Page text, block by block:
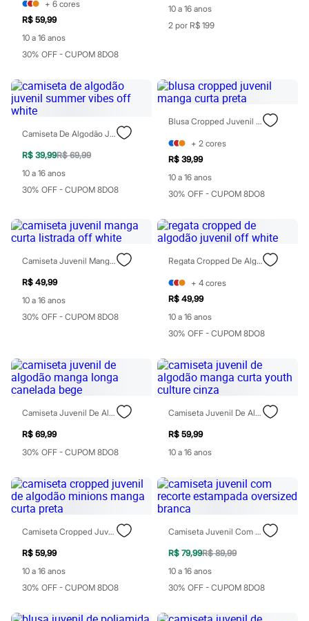
Patrulha Canina
Sonic
Stitch
Beleza
Kits
Novidades
Cabelos
Condicionador
Finalizadores
Shampoo
Tratamento
Cuidados com o corpo
Hidratante
Protetor solar
Cuidados com o rosto
Esfoliante
Hidratante
Protetor solar
Maquiagens
Base
Blush
Pó facial
Sombras
Al Wataniah
Banderas
Beleza C&A
Boca Rosa
Bruna Tavares
Carolina Herrera
Ciclo
Jean Paul Gaultier
Lancôme
Mari Maria
Niina Secrets
Océane
Payot
Rabanne
Real Techniques
Vizzela
+ 6 cores
R$ 59,99
10 a 16 anos
30% OFF - CUPOM 8DO8
10 a 16 anos
2 por R$ 199
Camiseta De Algodão Juvenil Summer Vibes Off White
R$ 39,99R$ 69,99
10 a 16 anos
30% OFF - CUPOM 8DO8
Blusa Cropped Juvenil Manga Curta Preta
+ 2 cores
R$ 39,99
10 a 16 anos
30% OFF - CUPOM 8DO8
Camiseta Juvenil Manga Curta Listrada Off White
R$ 49,99
10 a 16 anos
30% OFF - CUPOM 8DO8
Regata Cropped De Algodão Juvenil Off White
+ 4 cores
R$ 49,99
10 a 16 anos
30% OFF - CUPOM 8DO8
Camiseta Juvenil De Algodão Manga Longa Canelada Bege
R$ 69,99
30% OFF - CUPOM 8DO8
Camiseta Juvenil De Algodão Manga Curta Youth Culture Cinza
R$ 59,99
10 a 16 anos
Camiseta Cropped Juvenil De Algodão Minions Manga Curta Preta
R$ 59,99
10 a 16 anos
30% OFF - CUPOM 8DO8
Camiseta Juvenil Com Recorte Estampada Oversized Branca
R$ 79,99R$ 89,99
10 a 16 anos
30% OFF - CUPOM 8DO8